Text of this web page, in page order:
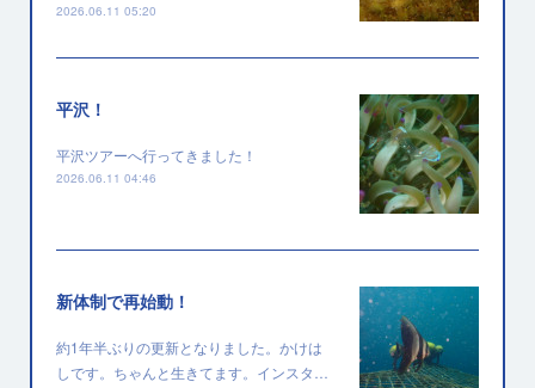
2026.06.11 05:20
平沢！
平沢ツアーへ行ってきました！
2026.06.11 04:46
新体制で再始動！
約1年半ぶりの更新となりました。かけは
しです。ちゃんと生きてます。インスタ…